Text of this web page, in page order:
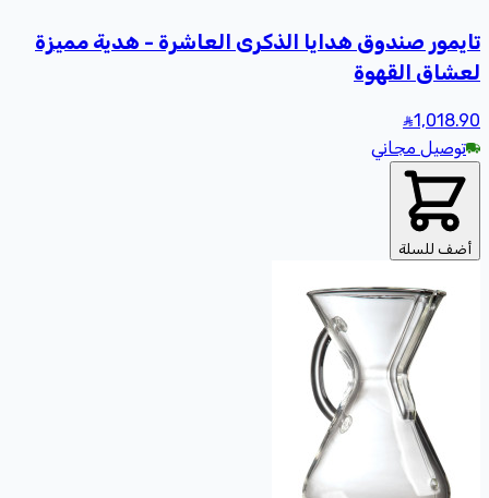
تايمور صندوق هدايا الذكرى العاشرة - هدية مميزة
لعشاق القهوة
1,018.90
توصيل مجاني
أضف للسلة